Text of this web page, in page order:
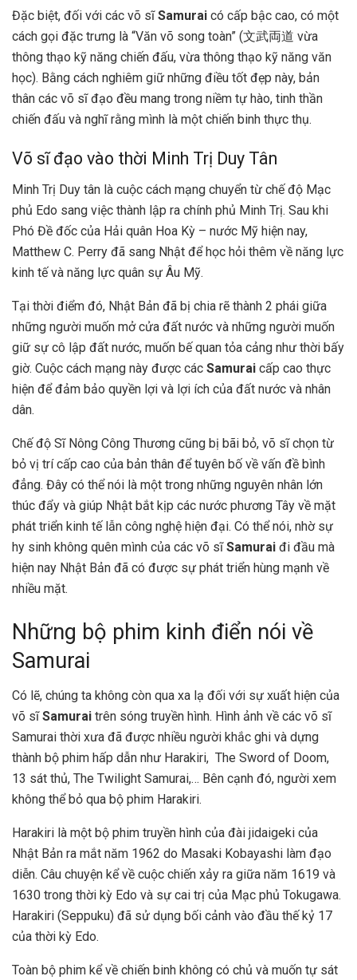
Đặc biệt, đối với các võ sĩSamurai có cấp bậc cao, có một
cách gọi đặc trưng là “Văn võ song toàn” (文武両道 vừa
thông thạo kỹ năng chiến đấu, vừa thông thạo kỹ năng văn
học). Bằng cách nghiêm giữ những điều tốt đẹp này, bản
thân các võ sĩ đạo đều mang trong niềm tự hào, tinh thần
chiến đấu và nghĩ rằng mình là một chiến binh thực thụ.
Võ sĩ đạo vào thời Minh Trị Duy Tân
Minh Trị Duy tân là cuộc cách mạng chuyển từ chế độ Mạc
phủ Edo sang việc thành lập ra chính phủ Minh Trị. Sau khi
Phó Đề đốc của Hải quân Hoa Kỳ – nước Mỹ hiện nay,
Matthew C. Perry đã sang Nhật để học hỏi thêm về năng lực
kinh tế và năng lực quân sự Âu Mỹ.
Tại thời điểm đó, Nhật Bản đã bị chia rẽ thành 2 phái giữa
những người muốn mở cửa đất nước và những người muốn
giữ sự cô lập đất nước, muốn bế quan tỏa cảng như thời bấy
giờ. Cuộc cách mạng này được các Samurai cấp cao thực
hiện để đảm bảo quyền lợi và lợi ích của đất nước và nhân
dân.
Chế độ Sĩ Nông Công Thương cũng bị bãi bỏ, võ sĩ chọn từ
bỏ vị trí cấp cao của bản thân để tuyên bố về vấn đề bình
đẳng. Đây có thể nói là một trong những nguyên nhân lớn
thúc đẩy và giúp Nhật bắt kịp các nước phương Tây về mặt
phát triển kinh tế lẫn công nghệ hiện đại. Có thể nói, nhờ sự
hy sinh không quên mình của các võ sĩSamurai đi đầu mà
hiện nay Nhật Bản đã có được sự phát triển hùng mạnh về
nhiều mặt.
Những bộ phim kinh điển nói về
Samurai
Có lẽ, chúng ta không còn qua xa lạ đối với sự xuất hiện của
võ sĩSamurai trên sóng truyền hình. Hình ảnh về các võ sĩ
Samurai thời xưa đã được nhiều người khắc ghi và dựng
thành bộ phim hấp dẫn như Harakiri, The Sword of Doom,
13 sát thủ, The Twilight Samurai,… Bên cạnh đó, người xem
không thể bỏ qua bộ phim Harakiri.
Harakiri là một bộ phim truyền hình của đài jidaigeki của
Nhật Bản ra mắt năm 1962 do Masaki Kobayashi làm đạo
diễn. Câu chuyện kể về cuộc chiến xảy ra giữa năm 1619 và
1630 trong thời kỳ Edo và sự cai trị của Mạc phủ Tokugawa.
Harakiri (Seppuku) đã sử dụng bối cảnh vào đầu thế kỷ 17
của thời kỳ Edo.
Toàn bộ phim kể về chiến binh không có chủ và muốn tự sát